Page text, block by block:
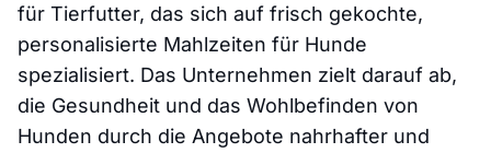
für Tierfutter, das sich auf frisch gekochte,
personalisierte Mahlzeiten für Hunde
spezialisiert. Das Unternehmen zielt darauf ab,
die Gesundheit und das Wohlbefinden von
Hunden durch die Angebote nahrhafter und